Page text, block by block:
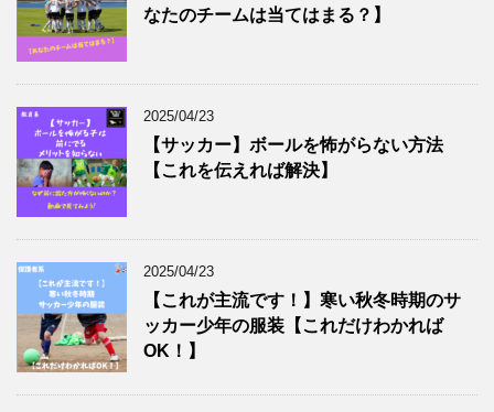
なたのチームは当てはまる？】
2025/04/23
【サッカー】ボールを怖がらない方法
【これを伝えれば解決】
2025/04/23
【これが主流です！】寒い秋冬時期のサ
ッカー少年の服装【これだけわかれば
OK！】